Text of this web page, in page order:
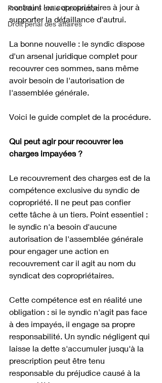
Procédure civile d'exécution
Droit pénal des affaires
contraint les copropriétaires à jour à
supporter la défaillance d'autrui.
La bonne nouvelle : le syndic dispose
d'un arsenal juridique complet pour
recouvrer ces sommes, sans même
avoir besoin de l'autorisation de
l'assemblée générale.
Voici le guide complet de la procédure.
Qui peut agir pour recouvrer les
charges impayées ?
Le recouvrement des charges est de la
compétence exclusive du syndic de
copropriété. Il ne peut pas confier
cette tâche à un tiers. Point essentiel :
le syndic n'a besoin d'aucune
autorisation de l'assemblée générale
pour engager une action en
recouvrement car il agit au nom du
syndicat des copropriétaires.
Cette compétence est en réalité une
obligation : si le syndic n'agit pas face
à des impayés, il engage sa propre
responsabilité. Un syndic négligent qui
laisse la dette s'accumuler jusqu'à la
prescription peut être tenu
responsable du préjudice causé à la